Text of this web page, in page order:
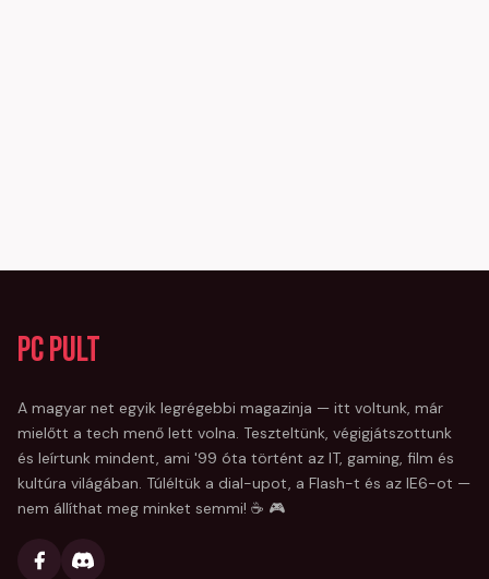
PC Pult
A magyar net egyik legrégebbi magazinja — itt voltunk, már
mielőtt a tech menő lett volna. Teszteltünk, végigjátszottunk
és leírtunk mindent, ami '99 óta történt az IT, gaming, film és
kultúra világában. Túléltük a dial-upot, a Flash-t és az IE6-ot —
nem állíthat meg minket semmi! ☕ 🎮